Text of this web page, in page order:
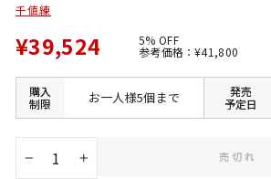
千値練
¥39,524 5% OFF
参考価格：通
価
¥41,800
格
購入
制限
お一人様5個まで
発売
予定日
+
売切れ